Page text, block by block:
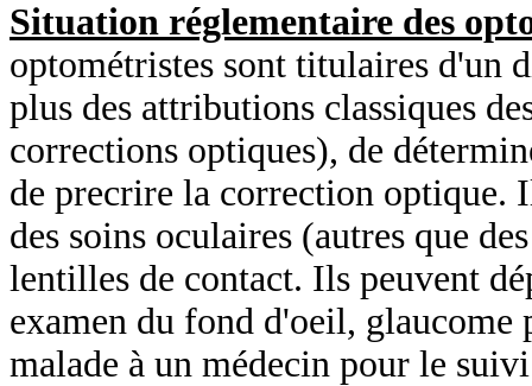
Situation réglementaire des
optométristes sont titulaires d'un
plus des attributions classiques
corrections optiques), de
de precrire la correction optique.
des soins oculaires (autres que
lentilles de contact. Ils peuvent
examen du fond d'oeil, glaucome
malade à un médecin pour le